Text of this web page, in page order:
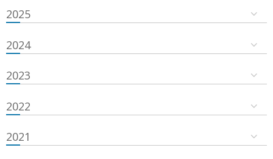
2025
2024
2023
2022
2021